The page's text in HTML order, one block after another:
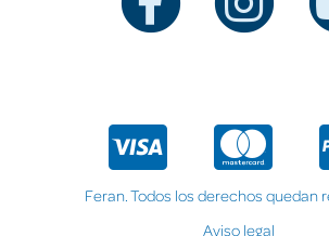
Feran. Todos los derechos quedan
Aviso legal